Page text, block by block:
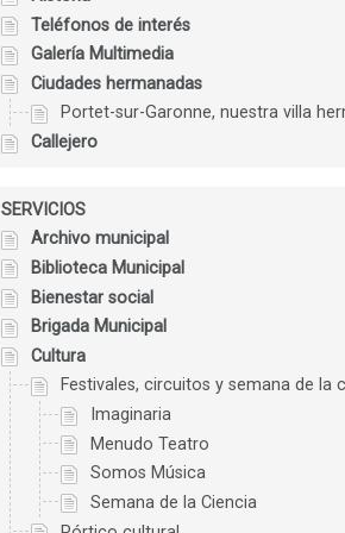
Teléfonos de interés
Galería Multimedia
Ciudades hermanadas
Portet-sur-Garonne, nuestra villa
Callejero
SERVICIOS
Archivo municipal
Biblioteca Municipal
Bienestar social
Brigada Municipal
Cultura
Festivales, circuitos y semana de la
Imaginaria
Menudo Teatro
Somos Música
Semana de la Ciencia